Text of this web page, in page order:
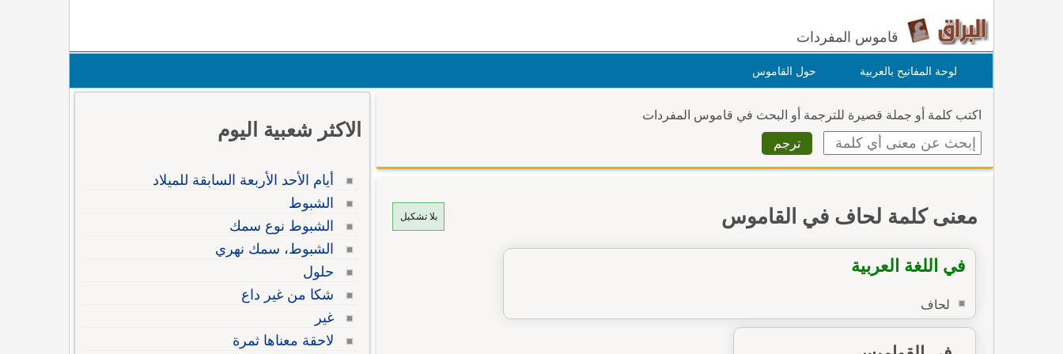
قاموس المفردات
لوحة المفاتيح بالعربية حول القاموس
اكتب كلمة أو جملة قصيرة للترجمة أو البحث في قاموس المفردات
بلا تشكيل معنى كلمة لحاف في القاموس
في اللغة العربية
لحاف
الاكثر شعبية اليوم
أيام الأحد الأربعة السابقة للميلاد
الشبوط
الشبوط نوع سمك
الشبوط، سمك نهري
حلول
شكا من غير داع
غير
لاحقة معناها ثمرة